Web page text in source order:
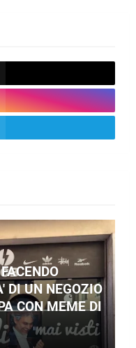
DI UN NEGOZIO
CON MEME DI